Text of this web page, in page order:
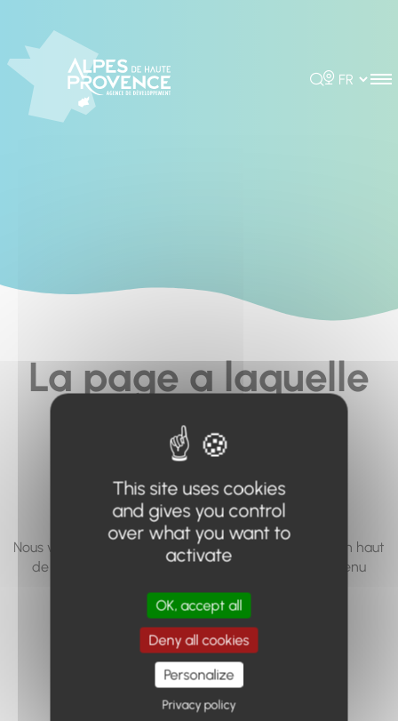
Rechercher
Choisir la
La page a laquelle
vous cherchez à
accéder n'existe
pas... ou plus.
Nous vous invitons à utiliser le moteur de recherche en haut
de page, ou à utiliser le menu pour trouver le contenu
Retour à l'accueil
This site uses cookies
and gives you control
over what you want to
activate
OK, accept all
Deny all cookies
Personalize
Privacy policy